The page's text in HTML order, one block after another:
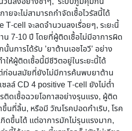
ยจะไม่สามารถกำจัดเชื้อไวรัสนี้ได้
T-cell จะลดจำนวนลงเรื่อยๆ, ระยะนี้
น 7-10 ปี โดยที่ผู้ติดเชื้อไม่มีอาการผิด
นการได้รับ ’ยาต้านเอชไอวี’ อย่าง
ให้ผู้ติดเชื้อนี้มีชีวิตอยู่ในระยะนี้ได้
ก่อนสมัยที่ยังไม่มีการค้นพบยาต้าน
ซลล์ CD 4 positive T-cell ยังไม่ต่ำ
ติดเชื้อฉวยโอกาสอย่างรุนแรง, ผู้ติด
าขึ้นที่ลิ้น, หรือมี วัณโรคปอดกำเริบ, โรค
กิดขึ้นได้ แต่อาการมักไม่รุนแรงมาก,